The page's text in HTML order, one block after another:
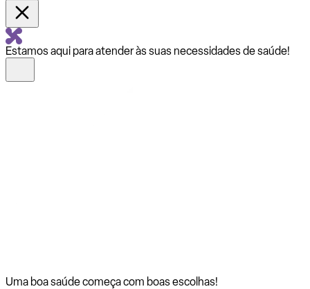
Estamos aqui para atender às suas necessidades de saúde!
Uma boa saúde começa com boas escolhas!